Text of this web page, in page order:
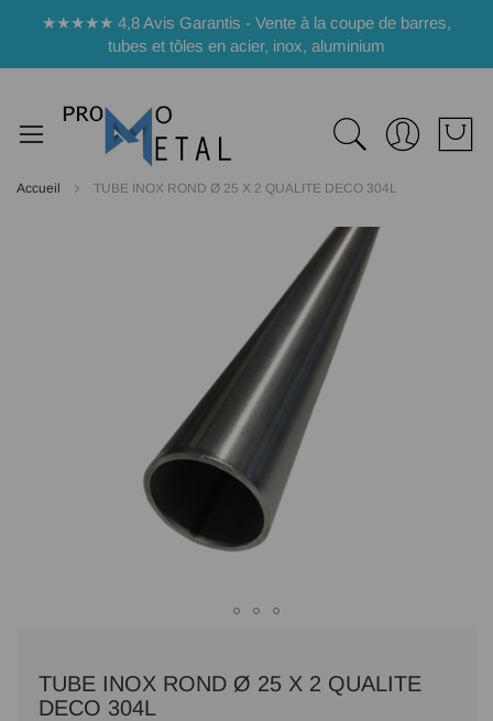
★★★★★ 4,8 Avis Garantis - Vente à la coupe de barres,
tubes et tôles en acier, inox, aluminium
Accueil TUBE INOX ROND Ø 25 X 2 QUALITE DECO 304L
débutTUBE INOX ROND Ø 25 X 2 QUALITE
DECO 304L